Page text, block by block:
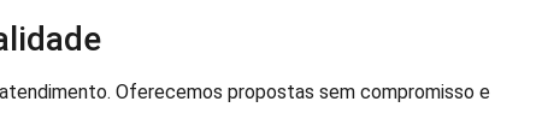
Oferecemos propostas sem compromisso e